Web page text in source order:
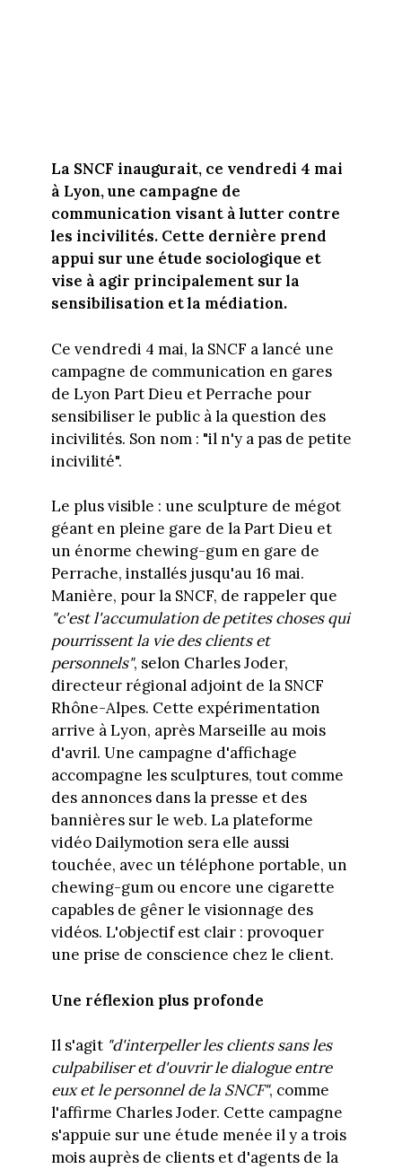
La SNCF inaugurait, ce vendredi 4 mai
à Lyon, une campagne de
communication visant à lutter contre
les incivilités. Cette dernière prend
appui sur une étude sociologique et
vise à agir principalement sur la
sensibilisation et la médiation.
Ce vendredi 4 mai, la SNCF a lancé une
campagne de communication en gares
de Lyon Part Dieu et Perrache pour
sensibiliser le public à la question des
incivilités. Son nom : "il n'y a pas de petite
incivilité".
Le plus visible : une sculpture de mégot
géant en pleine gare de la Part Dieu et
un énorme chewing-gum en gare de
Perrache, installés jusqu'au 16 mai.
Manière, pour la SNCF, de rappeler que
"c'est l'accumulation de petites choses qui
pourrissent la vie des clients et
personnels", selon Charles Joder,
directeur régional adjoint de la SNCF
Rhône-Alpes. Cette expérimentation
arrive à Lyon, après Marseille au mois
d'avril. Une campagne d'affichage
accompagne les sculptures, tout comme
des annonces dans la presse et des
bannières sur le web. La plateforme
vidéo Dailymotion sera elle aussi
touchée, avec un téléphone portable, un
chewing-gum ou encore une cigarette
capables de gêner le visionnage des
vidéos. L'objectif est clair : provoquer
une prise de conscience chez le client.
Une réflexion plus profonde
Il s'agit "d'interpeller les clients sans les
culpabiliser et d'ouvrir le dialogue entre
eux et le personnel de la SNCF", comme
l'affirme Charles Joder. Cette campagne
s'appuie sur une étude menée il y a trois
mois auprès de clients et d'agents de la